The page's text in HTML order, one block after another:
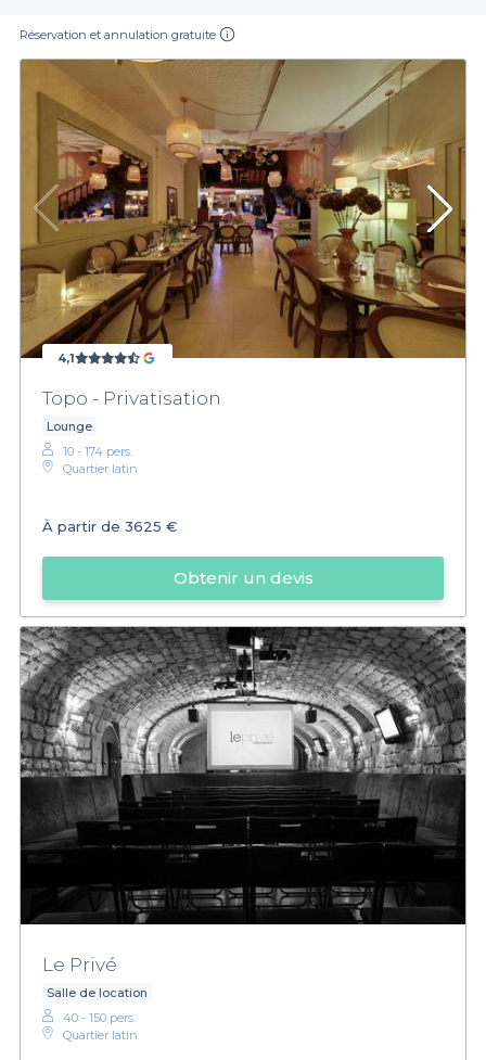
Réservation et annulation gratuite
4,1
Topo - Privatisation
Lounge
10 - 174 pers.
Quartier latin
À partir de 3625 €
Obtenir un devis
Le Privé
Salle de location
40 - 150 pers.
Quartier latin